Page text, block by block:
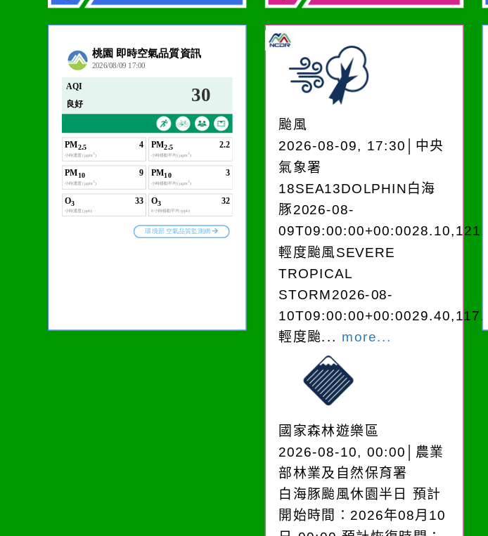
颱風
2026-08-09, 17:30│中央
氣象署
18SEA13DOLPHIN白海
豚2026-08-
輕度颱風SEVERE
TROPICAL
STORM2026-08-
輕度颱... more...
國家森林遊樂區
2026-08-10, 00:00│農業
部林業及自然保育署
白海豚颱風休園半日 預計
開始時間：2026年08月10
在實現理想的路途中，
必須排除一切干擾，特
別是要看清那些美麗的
誘惑。
作者：網路小語
一杯清水因滴入一滴污
在而變清澈。